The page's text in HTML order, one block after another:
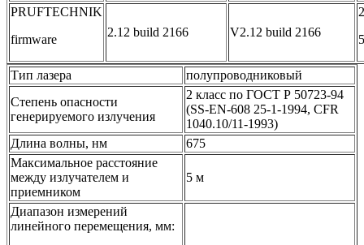
PRUFTECHNIK
firmware
2.12 build 2166 V2.12 build 2166
Тип лазера
полупроводниковый
Степень опасности
генерируемого излучения
2 класс по ГОСТ Р 50723-94
(SS-EN-608 25-1-1994, CFR
1040.10/11-1993)
Длина волны, нм
675
Максимальное расстояние
между излучателем и
приемником
5 м
Диапазон измерений
линейного перемещения, мм: